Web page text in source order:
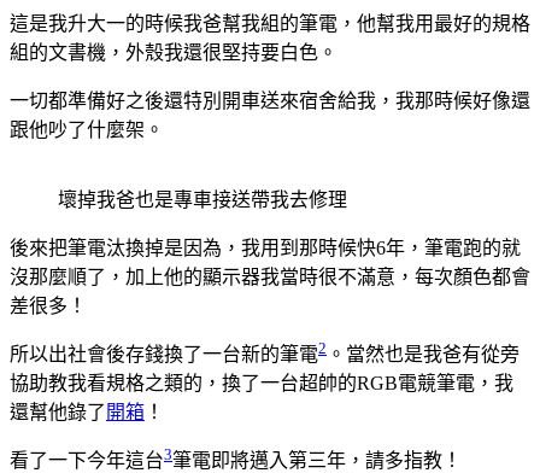
這是我升大一的時候我爸幫我組的筆電，他幫我用最好的規格
組的文書機，外殼我還很堅持要白色。
一切都準備好之後還特別開車送來宿舍給我，我那時候好像還
跟他吵了什麼架。
壞掉我爸也是專車接送帶我去修理
後來把筆電汰換掉是因為，我用到那時候快6年，筆電跑的就
沒那麼順了，加上他的顯示器我當時很不滿意，每次顏色都會
差很多！
所以出社會後存錢換了一台新的筆電2 。當然也是我爸有從旁
協助教我看規格之類的，換了一台超帥的RGB電競筆電，我
還幫他錄了 開箱 ！
看了一下今年這台3筆電即將邁入第三年，請多指教！